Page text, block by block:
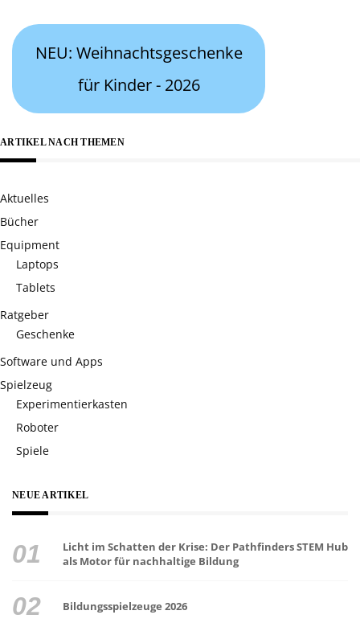
NEU: Weihnachtsgeschenke
für Kinder - 2026
ARTIKEL NACH THEMEN
Aktuelles
Bücher
Equipment
Laptops
Tablets
Ratgeber
Geschenke
Software und Apps
Spielzeug
Experimentierkasten
Roboter
Spiele
NEUE ARTIKEL
Licht im Schatten der Krise: Der Pathfinders STEM Hub
als Motor für nachhaltige Bildung
Bildungsspielzeuge 2026